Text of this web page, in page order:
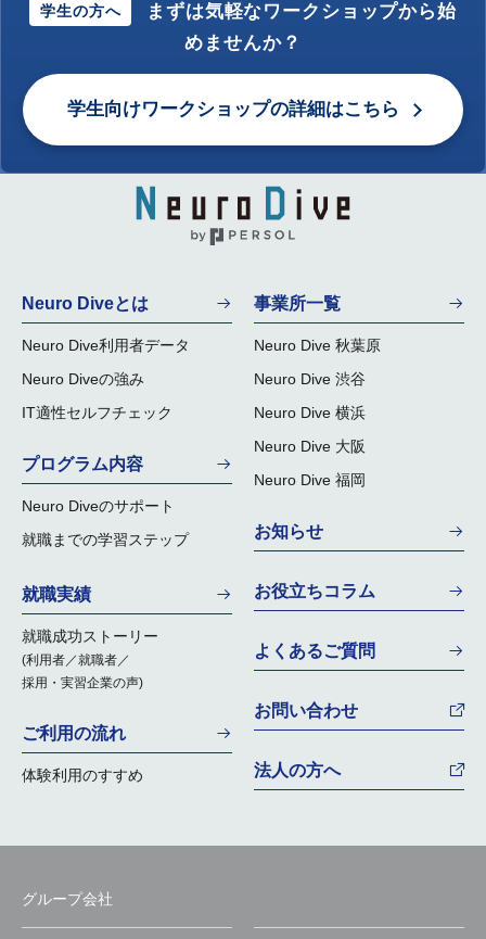
学生の方へ
まずは気軽なワークショップから始
めませんか？
学生向けワークショップの詳細はこちら
Neuro Diveとは
Neuro Dive利用者データ
Neuro Diveの強み
IT適性セルフチェック
プログラム内容
Neuro Diveのサポート
就職までの学習ステップ
就職実績
就職成功ストーリー
(利用者／就職者／
採用・実習企業の声)
ご利用の流れ
体験利用のすすめ
事業所一覧
Neuro Dive 秋葉原
Neuro Dive 渋谷
Neuro Dive 横浜
Neuro Dive 大阪
Neuro Dive 福岡
お知らせ
お役立ちコラム
よくあるご質問
お問い合わせ
法人の方へ
グループ会社